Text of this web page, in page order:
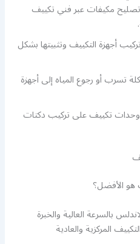
مكيفات عبر فني تكييف
أجهزة التكييف وتثبيتها بشكل
تسرب أو رجوع المياه إلى أجهزة
تكييف على تركيب دكتات
هو الأفضل؟
بالسرعة العالية والخبرة
المركزية والعادية